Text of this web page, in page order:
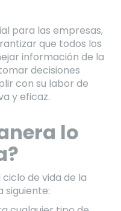
para las empresas,
que todos los
información de la
decisiones
con su labor de
y eficaz.
lo
de vida de la
siguiente: